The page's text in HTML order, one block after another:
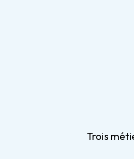
Trois